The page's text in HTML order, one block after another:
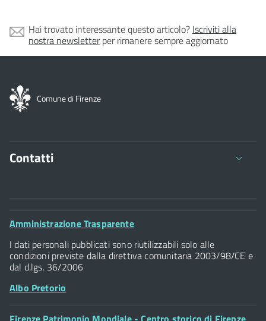
Hai trovato interessante questo articolo? Iscriviti alla
nostra newsletterper rimanere sempre aggiornato
Comune di Firenze
Contatti
Comune di Firenze
Palazzo Vecchio
Piazza della Signoria - 50122, Firenze
P.IVA 01307110484
Footer
Amministrazione Trasparente
I dati personali pubblicati sono riutilizzabili solo alle
condizioni previste dalla direttiva comunitaria 2003/98/CE e
dal d.lgs. 36/2006
Albo Pretorio
Footer